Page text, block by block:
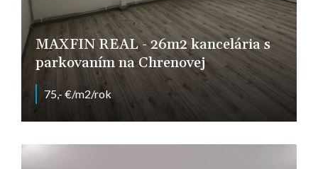
MAXFIN REAL - 26m2 kancelária s
parkovaním na Chrenovej
75,- €/m2/rok